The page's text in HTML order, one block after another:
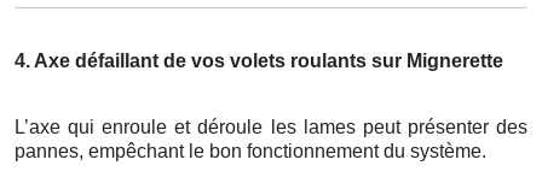
4. Axe défaillant de vos volets roulants sur Mignerette
L’axe qui enroule et déroule les lames peut présenter des
pannes, empêchant le bon fonctionnement du système.